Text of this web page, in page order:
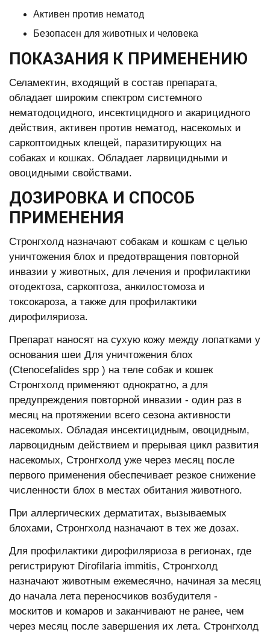
Активен против нематод
Безопасен для животных и человека
ПОКАЗАНИЯ К ПРИМЕНЕНИЮ
Селамектин, входящий в состав препарата,
обладает широким спектром системного
нематодоцидного, инсектицидного и акарицидного
действия, активен против нематод, насекомых и
саркоптоидных клещей, паразитирующих на
собаках и кошках. Обладает ларвицидными и
овоцидными свойствами.
ДОЗИРОВКА И СПОСОБ
ПРИМЕНЕНИЯ
Стронгхолд назначают собакам и кошкам с целью
уничтожения блох и предотвращения повторной
инвазии у животных, для лечения и профилактики
отодектоза, саркоптоза, анкилостомоза и
токсокароза, а также для профилактики
дирофиляриоза.
Препарат наносят на сухую кожу между лопатками у
основания шеи Для уничтожения блох
(Сtenосefalides spp ) на теле собак и кошек
Стронгхолд применяют однократно, а для
предупреждения повторной инвазии - один раз в
месяц на протяжении всего сезона активности
насекомых. Обладая инсектицидным, овоцидным,
ларвоцидным действием и прерывая цикл развития
насекомых, Стронгхолд уже через месяц после
первого применения обеспечивает резкое снижение
численности блох в местах обитания животного.
При аллергических дерматитах, вызываемых
блохами, Стронгхолд назначают в тех же дозах.
Для профилактики дирофиляриоза в регионах, где
регистрируют Dirоfilaria immitis, Стронгхолд
назначают животным ежемесячно, начиная за месяц
до начала лета переносчиков возбудителя -
москитов и комаров и заканчивают не ранее, чем
через месяц после завершения их лета. Стронгхолд